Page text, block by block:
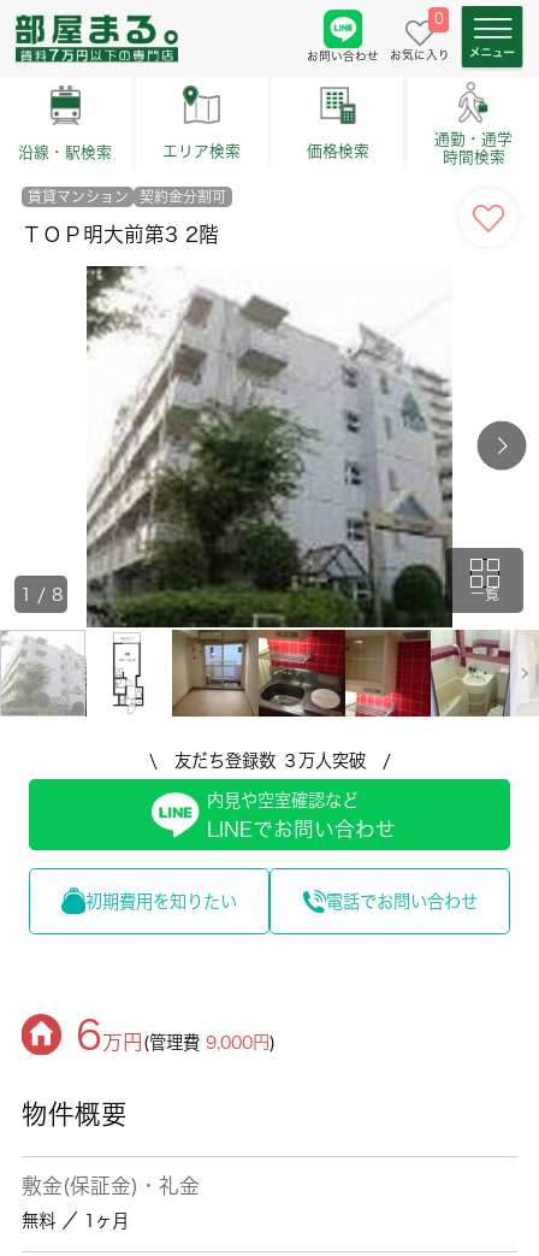
お問い合わせ
0
お気に入り
沿線・駅検索 エリア検索 価格検索
通勤・通学
時間検索
賃貸マンション 契約金分割可
ＴＯＰ明⼤前第3 2階
一覧
1 / 8
\ 友だち登録数 ３万人突破 /
内見や空室確認など
LINEでお問い合わせ
初期費用を知りたい 電話でお問い合わせ
6万円 (管理費9,000円)
物件概要
敷金(保証金)・礼金
無料 ／ 1ヶ月